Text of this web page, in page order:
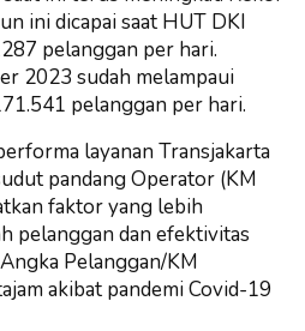
ini dicapai saat HUT DKI
pelanggan per hari.
2023 sudah melampaui
pelanggan per hari.
layanan Transjakarta
pandang Operator (KM
faktor yang lebih
pelanggan dan efektivitas
Pelanggan/KM
akibat pandemi Covid-19